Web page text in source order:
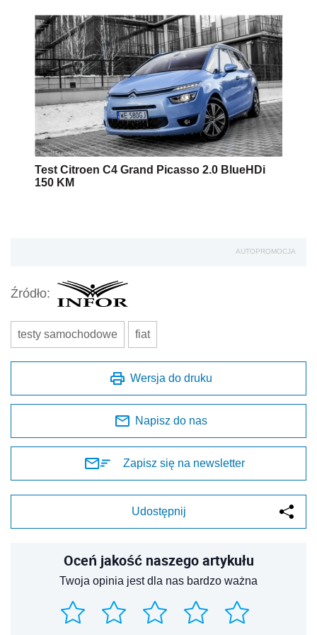
Test Citroen C4 Grand Picasso 2.0 BlueHDi
150 KM
AUTOPROMOCJA
Źródło:
testy samochodowe fiat
Wersja do druku
Napisz do nas
Zapisz się na newsletter
Udostępnij
Oceń jakość naszego artykułu
Twoja opinia jest dla nas bardzo ważna